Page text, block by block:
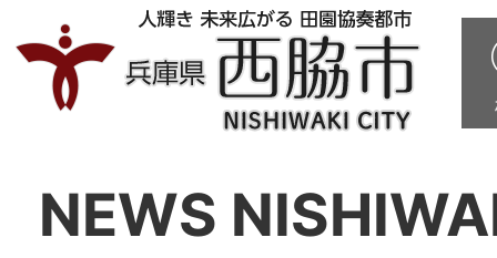
NEWS